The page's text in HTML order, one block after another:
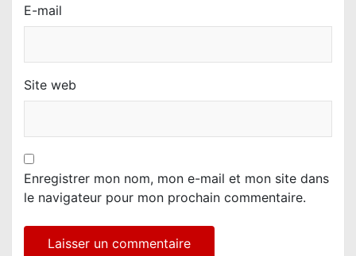
E-mail
Site web
Enregistrer mon nom, mon e-mail et mon site dans
le navigateur pour mon prochain commentaire.